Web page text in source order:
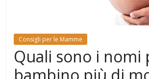
Consigli per le Mamme
Quali sono i nomi
bambino più di